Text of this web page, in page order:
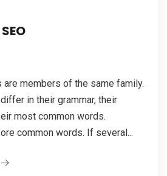
are members of the same family.
in their grammar, their
most common words.
common words. If several...